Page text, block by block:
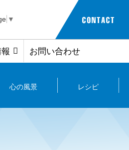
お問い合わせ
▼
心の風景 レシピ